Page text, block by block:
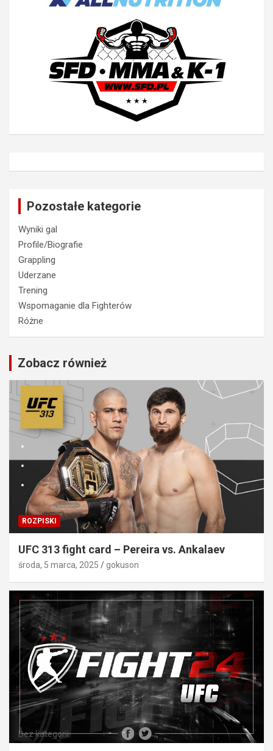
Pozostałe kategorie
Wyniki gal
Profile/Biografie
Grappling
Uderzane
Trening
Wspomaganie dla Fighterów
Różne
Zobacz również
ROZPISKI
UFC 313 fight card – Pereira vs. Ankalaev
środa, 5 marca, 2025 gokuson
Bez kategorii